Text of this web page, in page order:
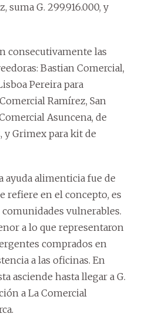
suma G. 299.916.000, y
consecutivamente las
Bastian Comercial,
Pereira para
Ramírez, San
Asuncena, de
y Grimex para kit de
ayuda alimenticia fue de
refiere en el concepto, es
comunidades vulnerables.
a lo que representaron
comprados en
a las oficinas. En
asciende hasta llegar a G.
a La Comercial